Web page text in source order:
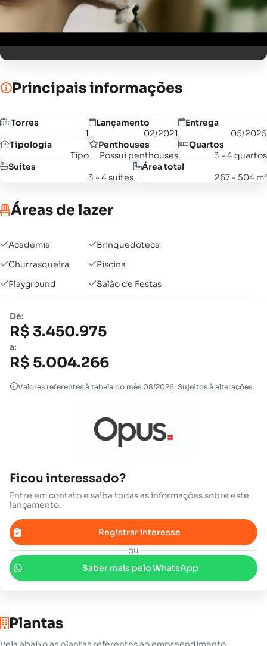
Principais informações
Torres
1
Lançamento
02/2021
Entrega
05/2025
Tipologia
Tipo
Penthouses
Possui penthouses
Quartos
3 - 4 quartos
Suítes
3 - 4 suítes
Área total
267 - 504 m²
Áreas de lazer
Academia
Brinquedoteca
Churrasqueira
Piscina
Playground
Salão de Festas
De:
R$ 3.450.975
a:
R$ 5.004.266
Valores referentes à tabela do mês 08/2026. Sujeitos à alterações.
Ficou interessado?
Entre em contato e saiba todas as informações sobre este
lançamento.
Registrar interesse
ou
Saber mais pelo WhatsApp
Plantas